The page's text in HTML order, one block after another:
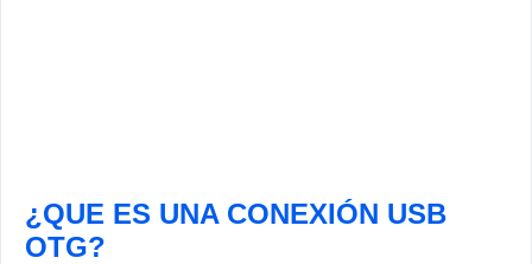
¿QUE ES UNA CONEXIÓN USB
OTG?